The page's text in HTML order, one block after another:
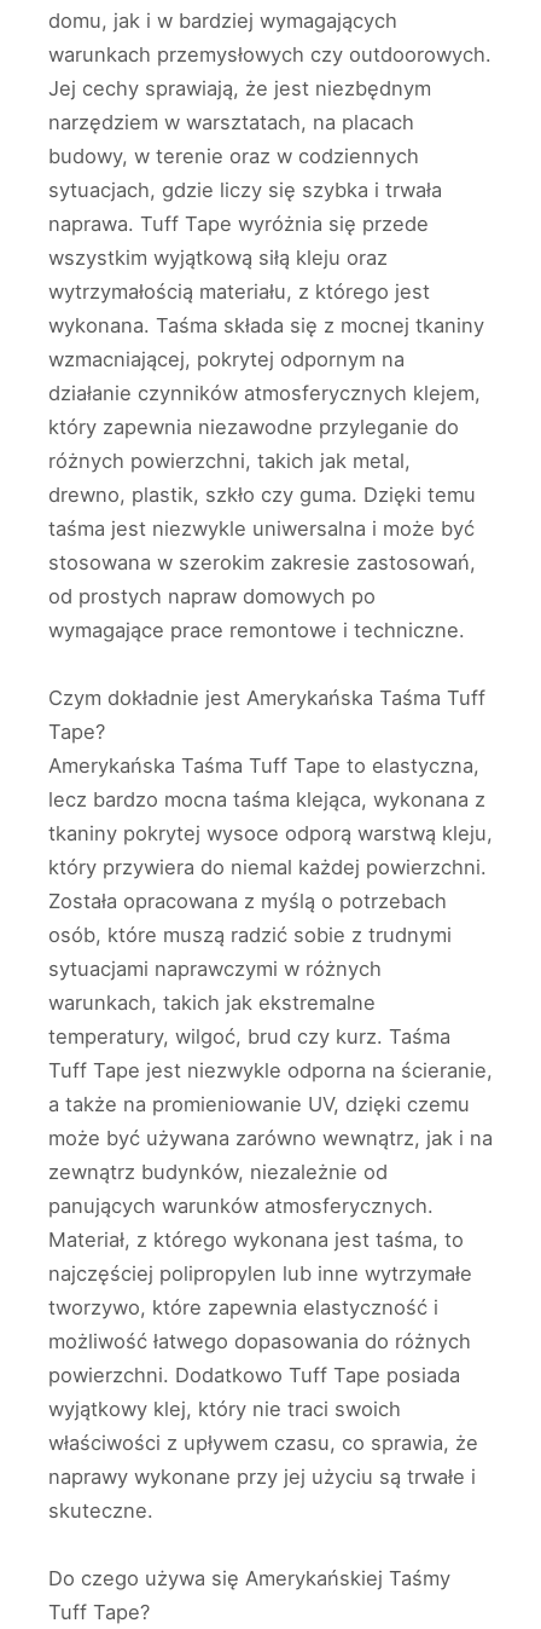
domu, jak i w bardziej wymagających
warunkach przemysłowych czy outdoorowych.
Jej cechy sprawiają, że jest niezbędnym
narzędziem w warsztatach, na placach
budowy, w terenie oraz w codziennych
sytuacjach, gdzie liczy się szybka i trwała
naprawa. Tuff Tape wyróżnia się przede
wszystkim wyjątkową siłą kleju oraz
wytrzymałością materiału, z którego jest
wykonana. Taśma składa się z mocnej tkaniny
wzmacniającej, pokrytej odpornym na
działanie czynników atmosferycznych klejem,
który zapewnia niezawodne przyleganie do
różnych powierzchni, takich jak metal,
drewno, plastik, szkło czy guma. Dzięki temu
taśma jest niezwykle uniwersalna i może być
stosowana w szerokim zakresie zastosowań,
od prostych napraw domowych po
wymagające prace remontowe i techniczne.
Czym dokładnie jest Amerykańska Taśma Tuff
Tape?
Amerykańska Taśma Tuff Tape to elastyczna,
lecz bardzo mocna taśma klejąca, wykonana z
tkaniny pokrytej wysoce odporą warstwą kleju,
który przywiera do niemal każdej powierzchni.
Została opracowana z myślą o potrzebach
osób, które muszą radzić sobie z trudnymi
sytuacjami naprawczymi w różnych
warunkach, takich jak ekstremalne
temperatury, wilgoć, brud czy kurz. Taśma
Tuff Tape jest niezwykle odporna na ścieranie,
a także na promieniowanie UV, dzięki czemu
może być używana zarówno wewnątrz, jak i na
zewnątrz budynków, niezależnie od
panujących warunków atmosferycznych.
Materiał, z którego wykonana jest taśma, to
najczęściej polipropylen lub inne wytrzymałe
tworzywo, które zapewnia elastyczność i
możliwość łatwego dopasowania do różnych
powierzchni. Dodatkowo Tuff Tape posiada
wyjątkowy klej, który nie traci swoich
właściwości z upływem czasu, co sprawia, że
naprawy wykonane przy jej użyciu są trwałe i
skuteczne.
Do czego używa się Amerykańskiej Taśmy
Tuff Tape?